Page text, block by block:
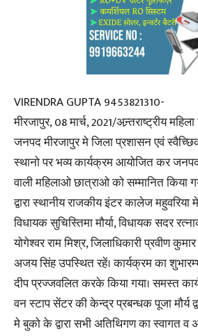
VIRENDRA GUPTA 9453821310-
मीरजापुर, 08 मार्च, 2021/अन्र्तराष्ट्रीय
जनपद मीरजापुर मे जिला प्रशासन एवं
स्थानो पर भव्य कार्यक्रम आयोजित कर
वाली महिलाओ छात्राओ को सम्मानित किया
द्वारा स्थानीय राजकीय इंटर कालेज
विधायक सुचिस्तिमा मौर्या, विधायक सदर
योगेश्वर राम मिश्र, जिलाधिकारी प्रवीण
अजय सिंह उपस्थित रहें। कार्यक्रम का
दीप प्रज्जवलित करके किया गया। समस्त
वन स्टाप सेंटर की केन्द्र प्रबन्धक पूजा मौर्य
मे बुको के द्वारा सभी अतिथिगण का स्वागत व